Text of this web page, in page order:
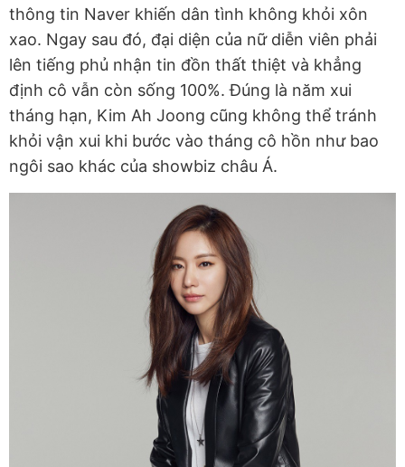
thông tin Naver khiến dân tình không khỏi xôn
xao. Ngay sau đó, đại diện của nữ diễn viên phải
lên tiếng phủ nhận tin đồn thất thiệt và khẳng
định cô vẫn còn sống 100%. Đúng là năm xui
tháng hạn, Kim Ah Joong cũng không thể tránh
khỏi vận xui khi bước vào tháng cô hồn như bao
ngôi sao khác của showbiz châu Á.